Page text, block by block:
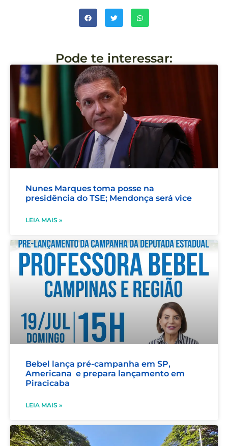
Pode te interessar:
Nunes Marques toma posse na
presidência do TSE; Mendonça será vice
LEIA MAIS »
Bebel lança pré-campanha em SP,
Americana e prepara lançamento em
Piracicaba
LEIA MAIS »